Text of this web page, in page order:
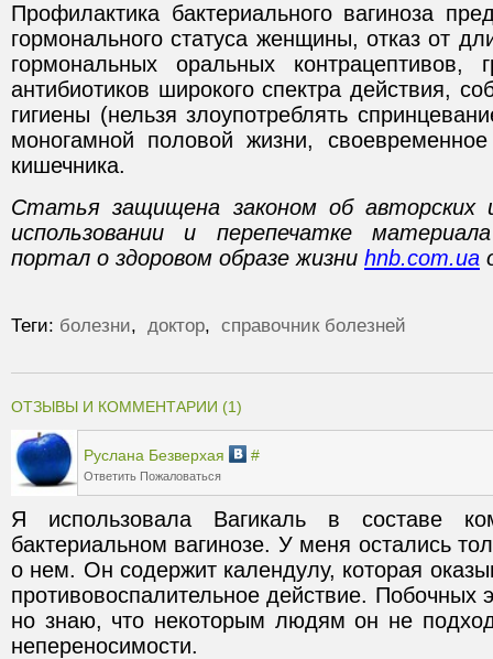
Профилактика бактериального вагиноза
гормонального статуса женщины, отказ от
гормональных оральных контрацептивов,
антибиотиков широкого спектра действия,
гигиены (нельзя злоупотреблять
моногамной половой жизни, своевременное
кишечника.
Статья защищена законом об авторских
использовании и перепечатке
портал о здоровом образе жизни hnb.com.ua
Теги: болезни, доктор, справочник болезней
ОТЗЫВЫ И КОММЕНТАРИИ (1)
Руслана Безверхая #
Ответить Пожаловаться
Я использовала Вагикаль в составе
бактериальном вагинозе. У меня остались
о нем. Он содержит календулу, которая
противовоспалительное действие.
но знаю, что некоторым людям он не
непереносимости.